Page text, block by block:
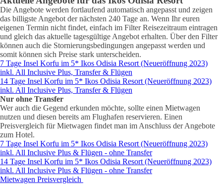
Die Angebote werden fortlaufend automatisch angepasst und zeigen
das billigste Angebot der nächsten 240 Tage an. Wenn Ihr euren
eigenen Termin nicht findet, einfach im Filter Reisezeitraum eintragen
und gleich das aktuelle tagesgültige Angebot erhalten. Über den Filter
können auch die Stornierungsbedingungen angepasst werden und
somit können sich Preise stark unterscheiden.
7 Tage Insel Korfu im 5* Ikos Odisia Resort (Neueröffnung 2023)
inkl. All Inclusive Plus, Transfer & Flügen
14 Tage Insel Korfu im 5* Ikos Odisia Resort (Neueröffnung 2023)
inkl. All Inclusive Plus, Transfer & Flügen
Nur ohne Transfer
Wer auch die Gegend erkunden möchte, sollte einen Mietwagen
nutzen und diesen bereits am Flughafen reservieren. Einen
Preisvergleich für Mietwagen findet man im Anschluss der Angebote
zum Hotel.
7 Tage Insel Korfu im 5* Ikos Odisia Resort (Neueröffnung 2023)
inkl. All Inclusive Plus & Flügen - ohne Transfer
14 Tage Insel Korfu im 5* Ikos Odisia Resort (Neueröffnung 2023)
inkl. All Inclusive Plus & Flügen - ohne Transfer
Mietwagen Preisvergleich